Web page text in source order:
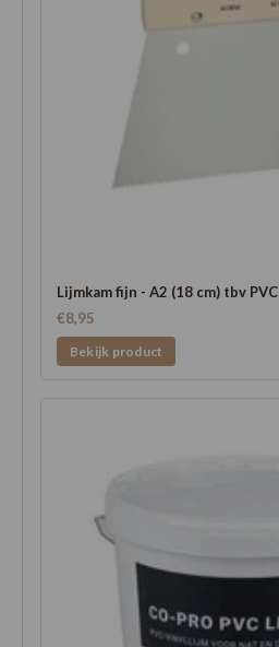
Lijmkam fijn - A2 (18 cm) tbv PVC
€8,95
Bekijk product